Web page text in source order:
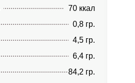
70 ккал
0,8 гр.
4,5 гр.
6,4 гр.
84,2 гр.